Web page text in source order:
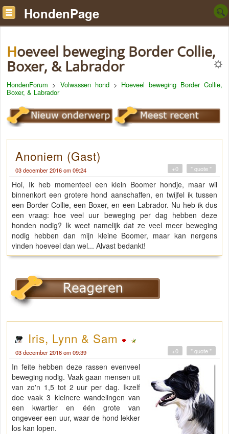
HondenPage
Hoeveel beweging Border Collie,
Boxer, & Labrador
HondenForum > Volwassen hond> Hoeveel beweging Border Collie,
Boxer, & Labrador
Anoniem (Gast)
03 december 2016 om 09:24 " quote "
+0
Hoi, Ik heb momenteel een klein Boomer hondje, maar wil
binnenkort een grotere hond aanschaffen, en twijfel ik tussen
een Border Collie, een Boxer, en een Labrador. Nu heb ik dus
een vraag: hoe veel uur beweging per dag hebben deze
honden nodig? Ik weet namelijk dat ze veel meer beweging
nodig hebben dan mijn kleine Boomer, maar kan nergens
vinden hoeveel dan wel... Alvast bedankt!
Iris, Lynn & Sam
03 december 2016 om 09:39 " quote "
+0
In feite hebben deze rassen evenveel
beweging nodig. Vaak gaan mensen uit
van zo'n 1,5 tot 2 uur per dag. Ikzelf
doe vaak 3 kleinere wandelingen van
een kwartier en één grote van
ongeveer een uur, waar de hond lekker
los kan lopen.